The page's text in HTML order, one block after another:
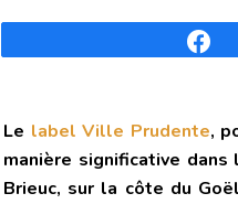
Le label Ville Prudente,
manière significative
Brieuc, sur la côte du